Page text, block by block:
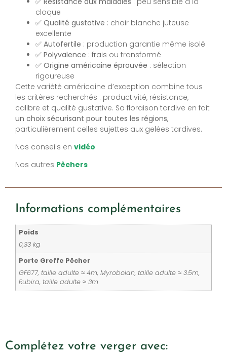
cloque
✅ Qualité gustative : chair blanche juteuse
excellente
✅ Autofertile : production garantie même isolé
✅ Polyvalence : frais ou transformé
✅ Origine américaine éprouvée : sélection
rigoureuse
Cette variété américaine d’exception combine tous
les critères recherchés : productivité, résistance,
calibre et qualité gustative. Sa floraison tardive en fait
un choix sécurisant pour toutes les régions,
particulièrement celles sujettes aux gelées tardives.
Nos conseils en vidéo
Nos autres Pêchers
Informations complémentaires
Poids
0,33 kg
Porte Greffe Pêcher
GF677, taille adulte ≈ 4m, Myrobolan, taille adulte ≈ 3.5m,
Rubira, taille adulte ≈ 3m
Complétez votre verger avec: